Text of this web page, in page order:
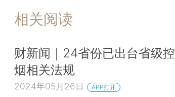
相关阅读
财新闻｜24省份已出台省级控
烟相关法规
2024年05月26日 APP打开